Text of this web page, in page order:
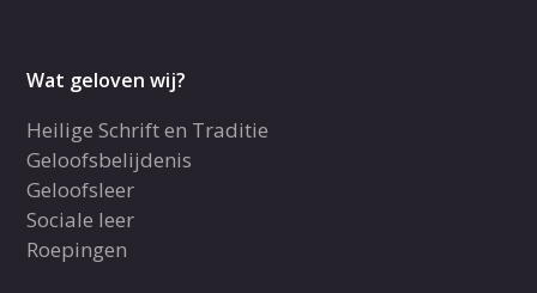
Wat geloven wij?
Heilige Schrift en Traditie
Geloofsbelijdenis
Geloofsleer
Sociale leer
Roepingen